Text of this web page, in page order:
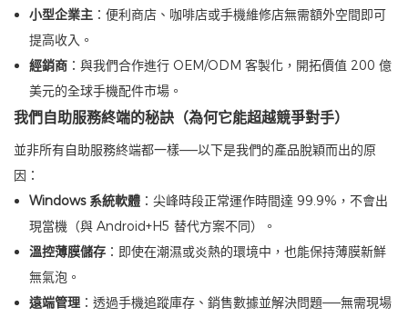
小型企業主：便利商店、咖啡店或手機維修店無需額外空間即可
提高收入。
經銷商：與我們合作進行 OEM/ODM 客製化，開拓價值 200 億
美元的全球手機配件市場。
我們自助服務終端的秘訣（為何它能超越競爭對手）
並非所有自助服務終端都一樣——以下是我們的產品脫穎而出的原
因：
Windows 系統軟體：尖峰時段正常運作時間達 99.9%，不會出
現當機（與 Android+H5 替代方案不同）。
溫控薄膜儲存：即使在潮濕或炎熱的環境中，也能保持薄膜新鮮
無氣泡。
遠端管理：透過手機追蹤庫存、銷售數據並解決問題——無需現場